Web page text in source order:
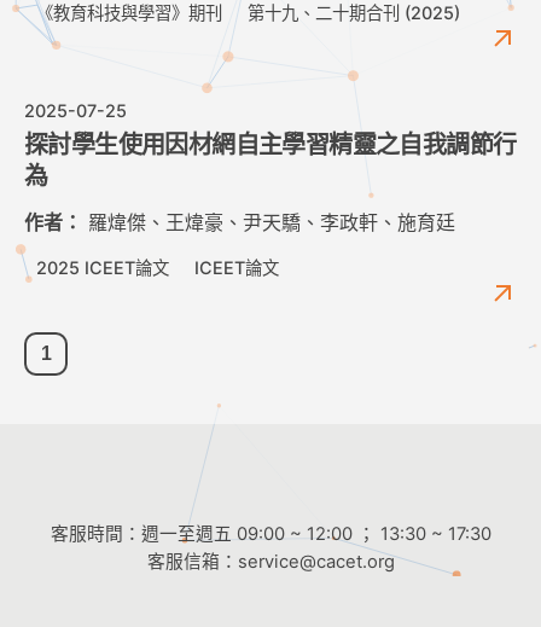
《教育科技與學習》期刊 第十九、二十期合刊 (2025)
2025-07-25
探討學生使用因材網自主學習精靈之自我調節行
為
作者： 羅煒傑、王煒豪、尹天驕、李政軒、施育廷
2025 ICEET論文 ICEET論文
1
客服時間：週一至週五 09:00 ~ 12:00 ； 13:30 ~ 17:30
客服信箱： service@cacet.org